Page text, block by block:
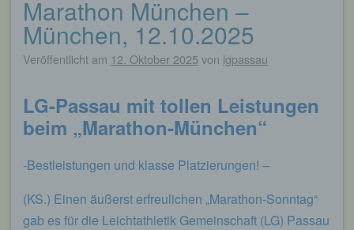
Beitragsnavigation
Marathon München –
München, 12.10.2025
Veröffentlicht am 12. Oktober 2025 von lgpassau
LG-Passau mit tollen Leistungen
beim „Marathon-München“
-Bestleistungen und klasse Platzierungen! –
(KS.) Einen äußerst erfreulichen „Marathon-Sonntag“
gab es für die Leichtathletik Gemeinschaft (LG) Passau